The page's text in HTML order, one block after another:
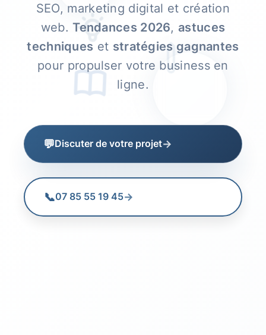
SEO, marketing digital et création
web.Tendances 2026, astuces
techniques et stratégies gagnantes
pour propulser votre business en
ligne.
💬Discuter de votre projet→
📞07 85 55 19 45→